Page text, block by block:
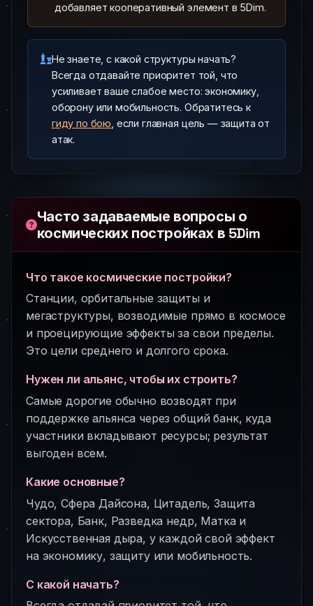
добавляет кооперативный элемент в 5Dim.
Не знаете, с какой структуры начать?
Всегда отдавайте приоритет той, что
усиливает ваше слабое место: экономику,
оборону или мобильность. Обратитесь к
гиду по бою , если главная цель — защита от
атак.
Часто задаваемые вопросы о
космических постройках в 5Dim
Что такое космические постройки?
Станции, орбитальные защиты и
мегаструктуры, возводимые прямо в космосе
и проецирующие эффекты за свои пределы.
Это цели среднего и долгого срока.
Нужен ли альянс, чтобы их строить?
Самые дорогие обычно возводят при
поддержке альянса через общий банк, куда
участники вкладывают ресурсы; результат
выгоден всем.
Какие основные?
Чудо, Сфера Дайсона, Цитадель, Защита
сектора, Банк, Разведка недр, Матка и
Искусственная дыра, у каждой свой эффект
на экономику, защиту или мобильность.
С какой начать?